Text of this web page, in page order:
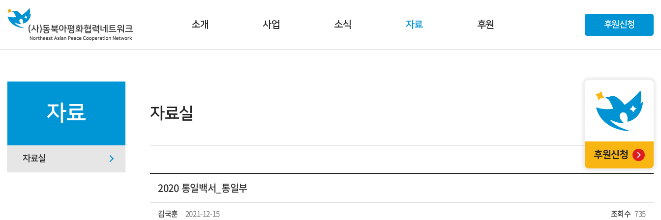
소개 사업 소식 자료 후원 후원신청
자료
자료실
자료실
2020 통일백서_통일부
김국훈 2021-12-15 조회수 735
후원신청